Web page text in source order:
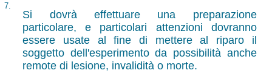
7.
Si dovrà effettuare una preparazione
particolare, e particolari attenzioni dovranno
essere usate al fine di mettere al riparo il
soggetto dell'esperimento da possibilità anche
remote di lesione, invalidità o morte.